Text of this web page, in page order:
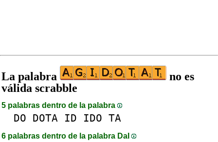
La palabra
no es
válida scrabble
5 palabras dentro de la palabra
DO DOTA ID IDO TA
6 palabras dentro de la palabra DaI